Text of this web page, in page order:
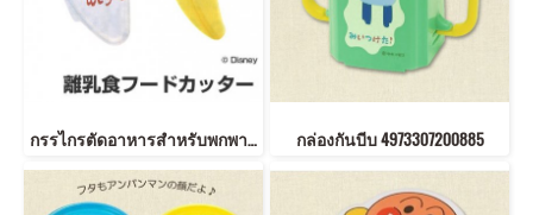
กรรไกรตัดอาหารสำหรับพกพา ลายมิกกี้ กล่องกันบีบ 4973307200885